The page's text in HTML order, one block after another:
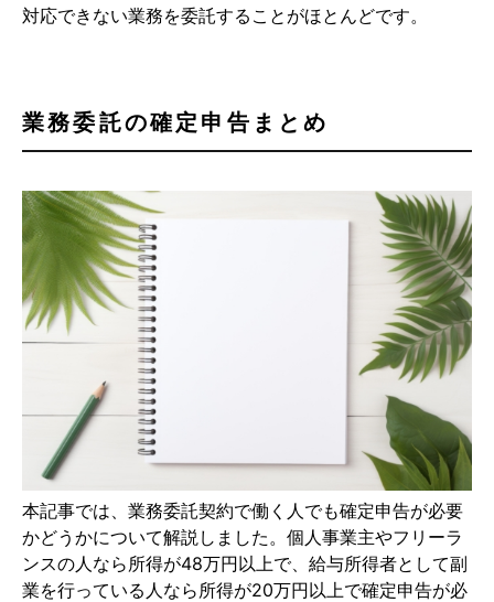
対応できない業務を委託することがほとんどです。
業務委託の確定申告まとめ
本記事では、業務委託契約で働く人でも確定申告が必要
かどうかについて解説しました。個人事業主やフリーラ
ンスの人なら所得が48万円以上で、給与所得者として副
業を行っている人なら所得が20万円以上で確定申告が必